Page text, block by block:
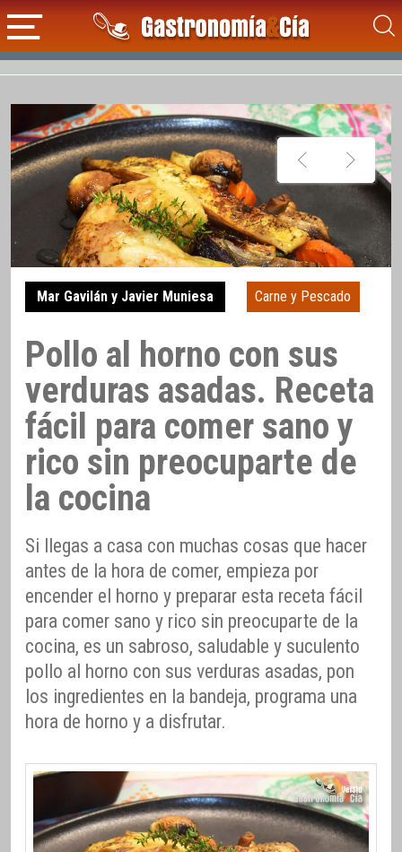
Mar Gavilán y Javier Muniesa Carne y Pescado
Pollo al horno con sus
verduras asadas. Receta
fácil para comer sano y
rico sin preocuparte de
la cocina
Si llegas a casa con muchas cosas que hacer
antes de la hora de comer, empieza por
encender el horno y preparar esta receta fácil
para comer sano y rico sin preocuparte de la
cocina, es un sabroso, saludable y suculento
pollo al horno con sus verduras asadas, pon
los ingredientes en la bandeja, programa una
hora de horno y a disfrutar.